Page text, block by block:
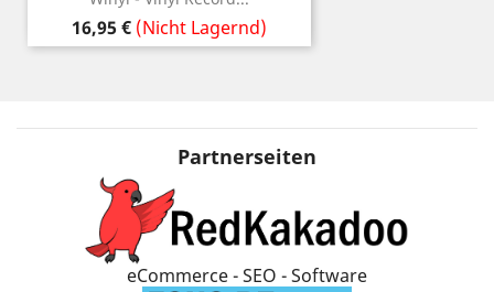
Preis
16,95 € (Nicht Lagernd)
Partnerseiten
eCommerce - SEO - Software